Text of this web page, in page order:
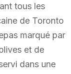
tous les
de Toronto
marqué par
et de
dans une